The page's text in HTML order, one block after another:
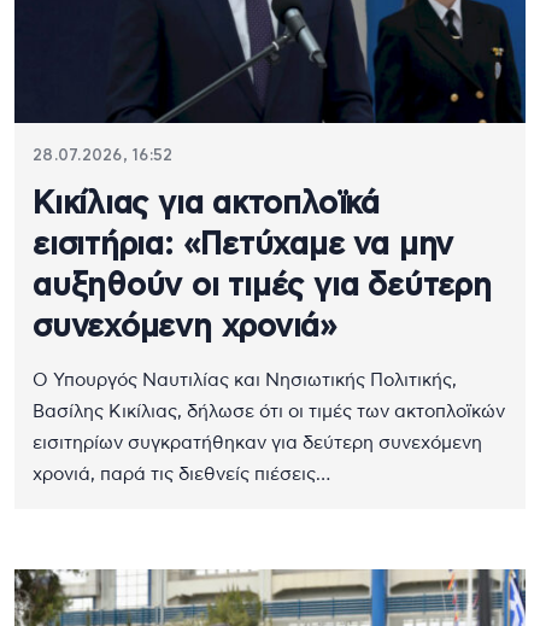
28.07.2026, 16:52
Κικίλιας για ακτοπλοϊκά
εισιτήρια: «Πετύχαμε να μην
αυξηθούν οι τιμές για δεύτερη
συνεχόμενη χρονιά»
Ο Υπουργός Ναυτιλίας και Νησιωτικής Πολιτικής,
Βασίλης Κικίλιας, δήλωσε ότι οι τιμές των ακτοπλοϊκών
εισιτηρίων συγκρατήθηκαν για δεύτερη συνεχόμενη
χρονιά, παρά τις διεθνείς πιέσεις…